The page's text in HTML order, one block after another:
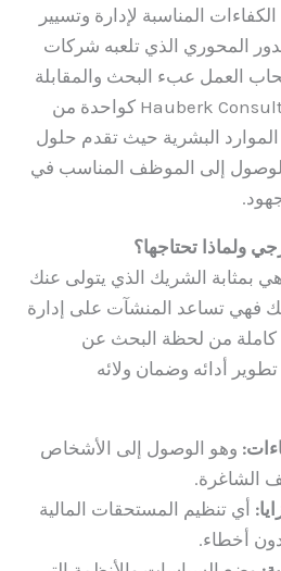
المناسبة لإدارة وتسيير
الدور المحوري الذي تلعبه شركات
العمل عبء البحث والمقابلة
والتعيين وتبرز شركة Hauberk Consulting كواحدة من
البشرية حيث تقدم حلول
إلى الموظف المناسب في
ولماذا تحتاجها؟
بمثابة الشريك الذي يتولى عنك
فهي تساعد المنشآت على إدارة
كاملة من لحظة البحث عن
أدائه وضمان ولائه
وهو الوصول إلى الأشخاص
الشاغرة.
أي تنظيم المستحقات المالية
أخطاء.